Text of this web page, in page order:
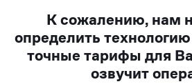
К сожалению, нам
определить
точные тарифы для
озвучит